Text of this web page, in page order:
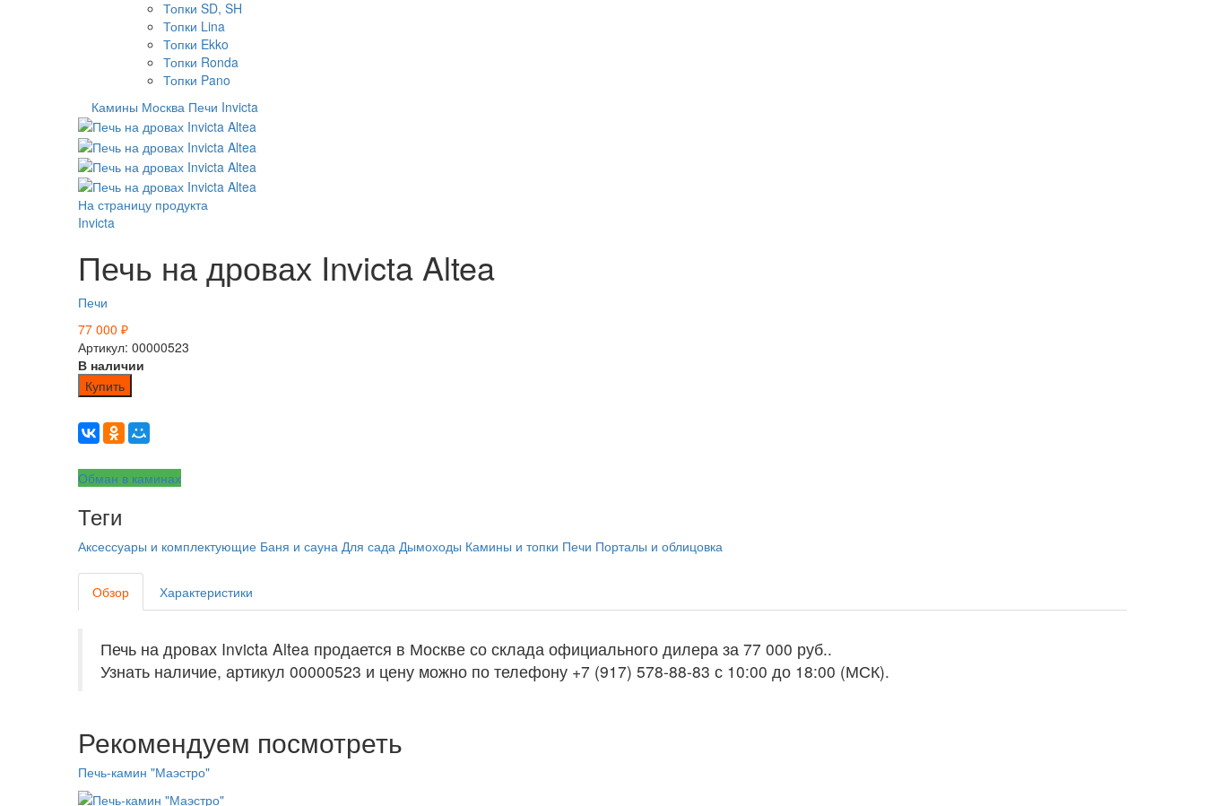
Топки SD, SH
Топки Lina
Топки Ekko
Топки Ronda
Топки Pano
Камины Москва Печи Invicta
На страницу продукта
Invicta
Печь на дровах Invicta Altea
Печи
77 000 ₽
Артикул: 00000523
В наличии
Купить
Обман в каминах
Теги
Аксессуары и комплектующие Баня и сауна Для сада Дымоходы Камины и топки Печи Порталы и облицовка
Обзор Характеристики
Печь на дровах Invicta Altea продается в Москве со склада официального дилера за 77 000 руб..
Узнать наличие, артикул 00000523 и цену можно по телефону +7 (917) 578-88-83 с 10:00 до 18:00 (МСК).
Рекомендуем посмотреть
Печь-камин "Маэстро"